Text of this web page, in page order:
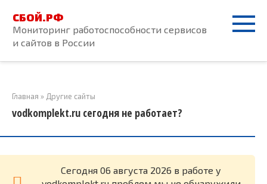
контенту
СБОЙ.РФ
Мониторинг работоспособности сервисов
и сайтов в России
Главная » Другие сайты
vodkomplekt.ru сегодня не работает?
Cегодня 06 августа 2026 в работе у